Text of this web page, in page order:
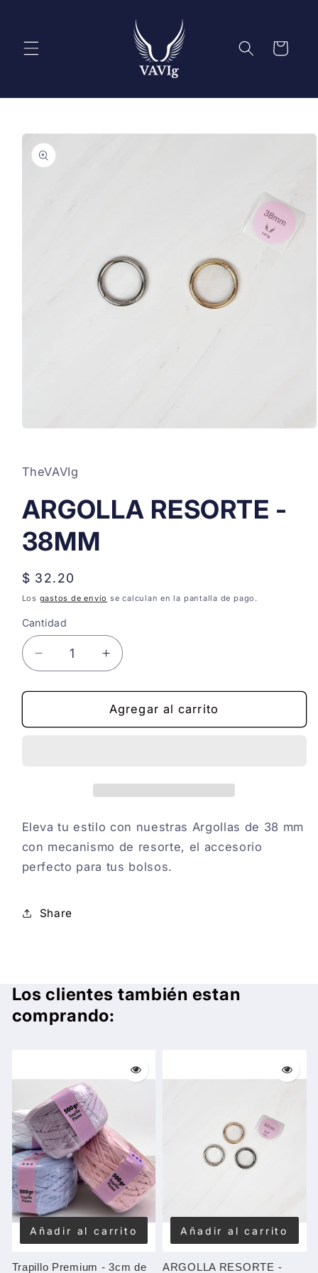
Carrito
directamente
información
1
en
ventana
modal
TheVAVIg
ARGOLLA RESORTE -
38MM
Precio
habitual
$ 32.20
Los gastos de envío se calculan en la pantalla de pago.
Cantidad
Reducir
cantidad
para
RESORTE
Aumentar
cantidad
para
ARGOLLA
RESORTE
Agregar al carrito
Eleva tu estilo con nuestras Argollas de 38 mm
con mecanismo de resorte, el accesorio
perfecto para tus bolsos.
Share
Los clientes también estan
comprando:
Añadir al carrito
Trapillo Premium - 3cm de
Añadir al carrito
ARGOLLA RESORTE -